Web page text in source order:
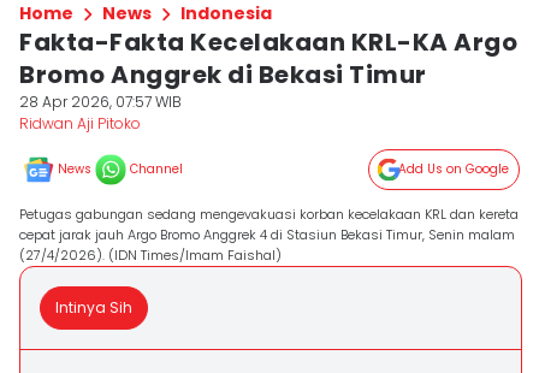
Home News Indonesia
Fakta-Fakta Kecelakaan KRL-KA Argo
Bromo Anggrek di Bekasi Timur
28 Apr 2026, 07:57 WIB
Ridwan Aji Pitoko
News Channel Add Us on Google
Petugas gabungan sedang mengevakuasi korban kecelakaan KRL dan kereta
cepat jarak jauh Argo Bromo Anggrek 4 di Stasiun Bekasi Timur, Senin malam
(27/4/2026). (IDN Times/Imam Faishal)
Intinya Sih